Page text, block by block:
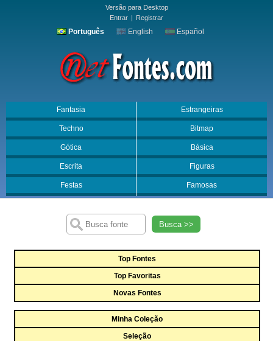
Versão para Desktop
Entrar | Registrar
Português English Español
Fantasia Estrangeiras
Techno Bitmap
Gótica Básica
Escrita Figuras
Festas Famosas
Busca >>
Top Fontes
Top Favoritas
Novas Fontes
Minha Coleção
Seleção